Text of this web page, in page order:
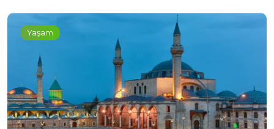
Yaşam